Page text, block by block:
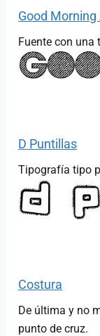
Good
Fuente con una
D Puntillas
Tipografía tipo
Costura
De última y no
punto de cruz.